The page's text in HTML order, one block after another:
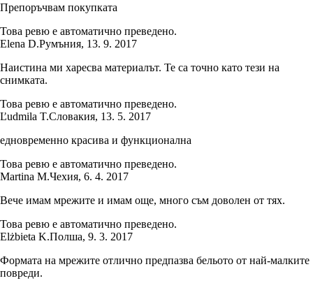
Препоръчвам покупката
Това ревю е автоматично преведено.
Elena D.Румъния, 13. 9. 2017
Наистина ми харесва материалът. Те са точно като тези на
снимката.
Това ревю е автоматично преведено.
Ľudmila T.Словакия, 13. 5. 2017
едновременно красива и функционална
Това ревю е автоматично преведено.
Martina M.Чехия, 6. 4. 2017
Вече имам мрежите и имам още, много съм доволен от тях.
Това ревю е автоматично преведено.
Elżbieta K.Полша, 9. 3. 2017
Формата на мрежите отлично предпазва бельото от най-малките
повреди.